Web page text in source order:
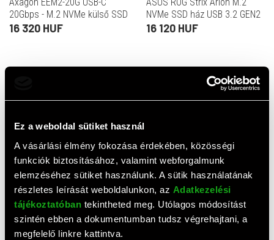
Ez a weboldal sütiket használ
A vásárlási élmény fokozása érdekében, közösségi
funkciók biztosításához, valamint webforgalmunk
elemzéséhez sütiket használunk. A sütik használatának
részletes leírását weboldalunkon, az Adatkezelési
tájékoztatóban tekintheted meg. Utólagos módosítást
szintén ebben a dokumentumban tudsz végrehajtani, a
megfelelő linkre kattintva.
Axagon EEM2-20G USB-C
20Gbps - M.2 NVMe külső SSD
ház
16 320 HUF
ASUS ROG Strix Arion M.2
NVMe SSD ház USB 3.2 GEN2
Type-C (10 Gbps), egy USB-C -
16 120 HUF
0,0 (0értékelés)
Ehhez a termékhez még nem érkezett értékelés. Legyél te
az első!